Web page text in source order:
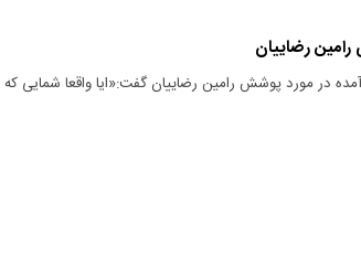
در مورد پوشش رامین رضاییان گفت:«ایا واقعا شمایی که